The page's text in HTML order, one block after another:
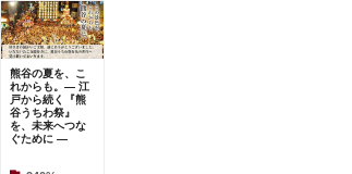
熊谷の夏を、こ
れからも。― 江
戸から続く『熊
谷うちわ祭』
を、未来へつな
ぐために ―